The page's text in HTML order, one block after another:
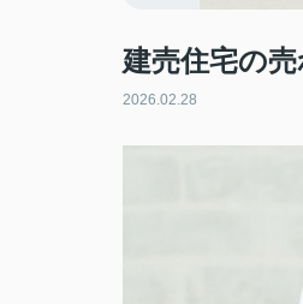
建売住宅の
2026.02.28